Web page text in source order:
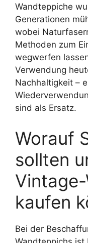
Wandteppiche
Generationen
wobei
Methoden zum
wegwerfen
Verwendung
Nachhaltigkeit –
sind als Ersatz.
Worauf
sollten
kaufen
Bei der